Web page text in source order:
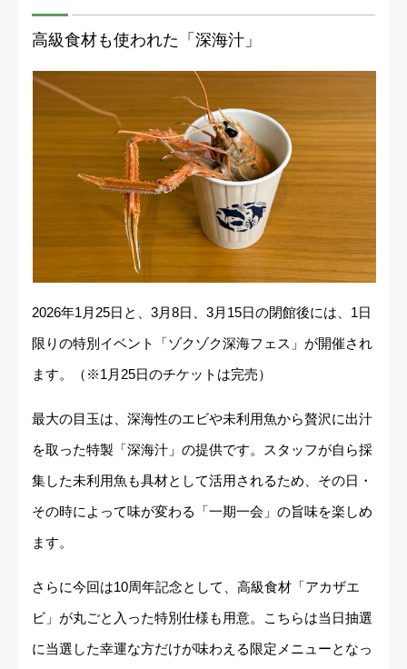
高級食材も使われた「深海汁」
2026年1月25日と、3月8日、3月15日の閉館後には、1日
限りの特別イベント「ゾクゾク深海フェス」が開催され
ます。（※1月25日のチケットは完売）
最大の目玉は、深海性のエビや未利用魚から贅沢に出汁
を取った特製「深海汁」の提供です。スタッフが自ら採
集した未利用魚も具材として活用されるため、その日・
その時によって味が変わる「一期一会」の旨味を楽しめ
ます。
さらに今回は10周年記念として、高級食材「アカザエ
ビ」が丸ごと入った特別仕様も用意。こちらは当日抽選
に当選した幸運な方だけが味わえる限定メニューとなっ